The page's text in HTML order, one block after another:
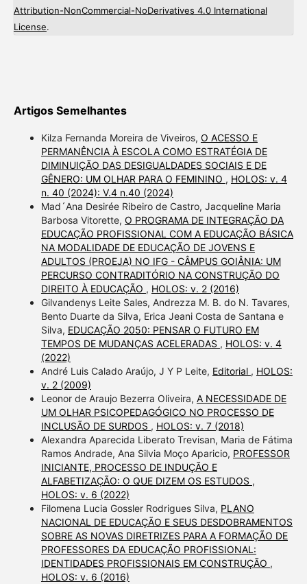
Attribution-NonCommercial-NoDerivatives 4.0 International
License.
Artigos Semelhantes
Kilza Fernanda Moreira de Viveiros, O ACESSO E
PERMANÊNCIA À ESCOLA COMO ESTRATÉGIA DE
DIMINUIÇÃO DAS DESIGUALDADES SOCIAIS E DE
GÊNERO: UM OLHAR PARA O FEMININO , HOLOS: v. 4
n. 40 (2024): V.4 n.40 (2024)
Mad´Ana Desirée Ribeiro de Castro, Jacqueline Maria
Barbosa Vitorette, O PROGRAMA DE INTEGRAÇÃO DA
EDUCAÇÃO PROFISSIONAL COM A EDUCAÇÃO BÁSICA
NA MODALIDADE DE EDUCAÇÃO DE JOVENS E
ADULTOS (PROEJA) NO IFG - CÂMPUS GOIÂNIA: UM
PERCURSO CONTRADITÓRIO NA CONSTRUÇÃO DO
DIREITO À EDUCAÇÃO , HOLOS: v. 2 (2016)
Gilvandenys Leite Sales, Andrezza M. B. do N. Tavares,
Bento Duarte da Silva, Erica Jeani Costa de Santana e
Silva, EDUCAÇÃO 2050: PENSAR O FUTURO EM
TEMPOS DE MUDANÇAS ACELERADAS , HOLOS: v. 4
(2022)
André Luis Calado Araújo, J Y P Leite, Editorial , HOLOS:
v. 2 (2009)
Leonor de Araujo Bezerra Oliveira, A NECESSIDADE DE
UM OLHAR PSICOPEDAGÓGICO NO PROCESSO DE
INCLUSÃO DE SURDOS , HOLOS: v. 7 (2018)
Alexandra Aparecida Liberato Trevisan, Maria de Fátima
Ramos Andrade, Ana Silvia Moço Aparicio, PROFESSOR
INICIANTE, PROCESSO DE INDUÇÃO E
ALFABETIZAÇÃO: O QUE DIZEM OS ESTUDOS ,
HOLOS: v. 6 (2022)
Filomena Lucia Gossler Rodrigues Silva, PLANO
NACIONAL DE EDUCAÇÃO E SEUS DESDOBRAMENTOS
SOBRE AS NOVAS DIRETRIZES PARA A FORMAÇÃO DE
PROFESSORES DA EDUCAÇÃO PROFISSIONAL:
IDENTIDADES PROFISSIONAIS EM CONSTRUÇÃO ,
HOLOS: v. 6 (2016)